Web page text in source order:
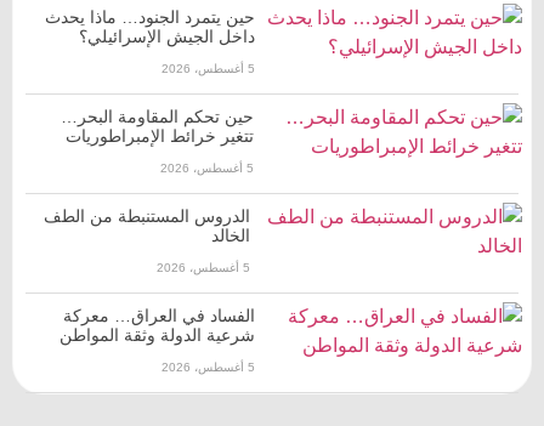
حين يتمرد الجنود… ماذا يحدث
داخل الجيش الإسرائيلي؟
5 أغسطس، 2026
حين تحكم المقاومة البحر…
تتغير خرائط الإمبراطوريات
5 أغسطس، 2026
الدروس المستنبطة من الطف
الخالد
5 أغسطس، 2026
الفساد في العراق… معركة
شرعية الدولة وثقة المواطن
5 أغسطس، 2026